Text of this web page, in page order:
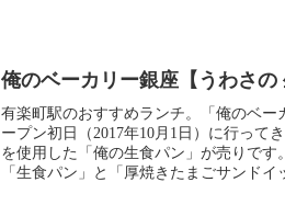
俺のベーカリー銀座【うわさの
有楽町駅のおすすめランチ。「俺のベー
ープン初日（2017年10月1日）に行って
を使用した「俺の生食パン」が売りです
「生食パン」と「厚焼きたまごサンド